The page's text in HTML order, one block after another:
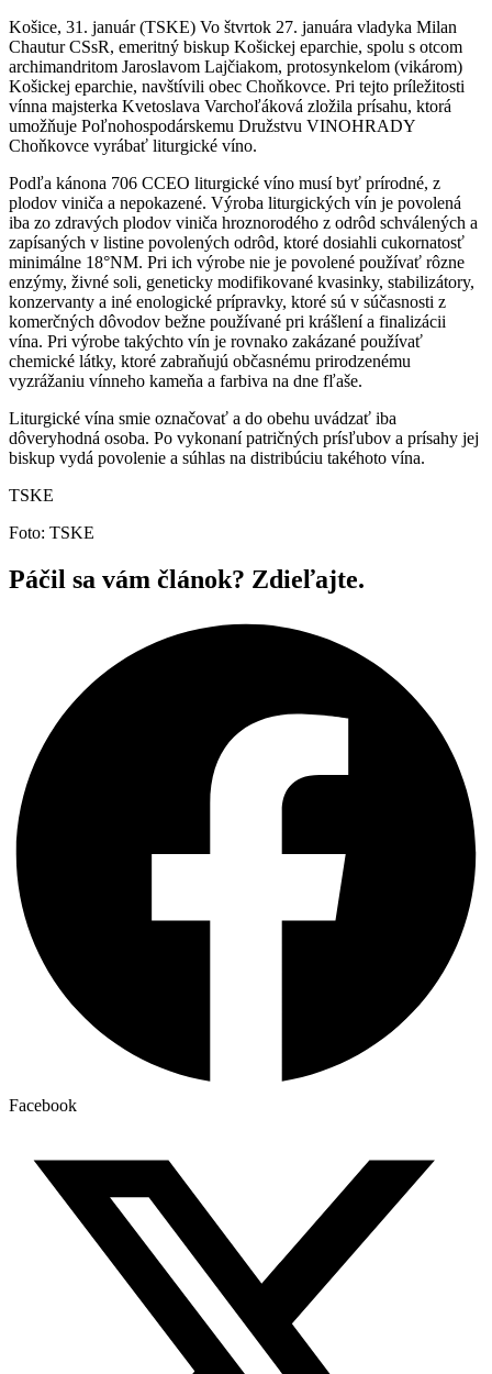
Košice, 31. január (TSKE) Vo štvrtok 27. januára vladyka Milan
Chautur CSsR, emeritný biskup Košickej eparchie, spolu s otcom
archimandritom Jaroslavom Lajčiakom, protosynkelom (vikárom)
Košickej eparchie, navštívili obec Choňkovce. Pri tejto príležitosti
vínna majsterka Kvetoslava Varchoľáková zložila prísahu, ktorá
umožňuje Poľnohospodárskemu Družstvu VINOHRADY
Choňkovce vyrábať liturgické víno.
Podľa kánona 706 CCEO liturgické víno musí byť prírodné, z
plodov viniča a nepokazené. Výroba liturgických vín je povolená
iba zo zdravých plodov viniča hroznorodého z odrôd schválených a
zapísaných v listine povolených odrôd, ktoré dosiahli cukornatosť
minimálne 18°NM. Pri ich výrobe nie je povolené používať rôzne
enzýmy, živné soli, geneticky modifikované kvasinky, stabilizátory,
konzervanty a iné enologické prípravky, ktoré sú v súčasnosti z
komerčných dôvodov bežne používané pri krášlení a finalizácii
vína. Pri výrobe takýchto vín je rovnako zakázané používať
chemické látky, ktoré zabraňujú občasnému prirodzenému
vyzrážaniu vínneho kameňa a farbiva na dne fľaše.
Liturgické vína smie označovať a do obehu uvádzať iba
dôveryhodná osoba. Po vykonaní patričných prísľubov a prísahy jej
biskup vydá povolenie a súhlas na distribúciu takéhoto vína.
TSKE
Foto: TSKE
Páčil sa vám článok? Zdieľajte.
Facebook